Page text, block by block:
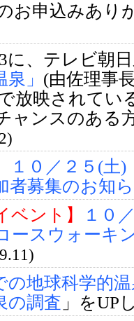
お申込みあり
に、テレビ朝
」 (由佐理事
放映されてい
ャンスのある
１０／２５(土
者募集のお知
ベント】
１０
ースウォーキ
の地球科学的
の調査 」を